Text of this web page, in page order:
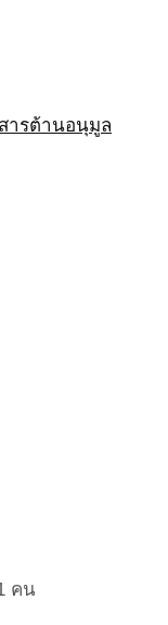
ารต้านอนุมูล
คน